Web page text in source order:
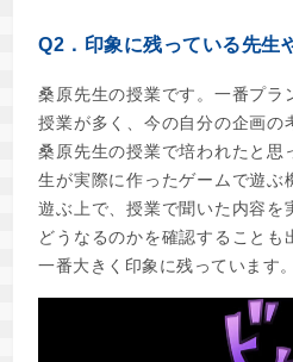
Q2．印象に残っている先生
桑原先生の授業です。一番プラ
授業が多く、今の自分の企画の
桑原先生の授業で培われたと思
生が実際に作ったゲームで遊ぶ
遊ぶ上で、授業で聞いた内容を
どうなるのかを確認することも
一番大きく印象に残っています。